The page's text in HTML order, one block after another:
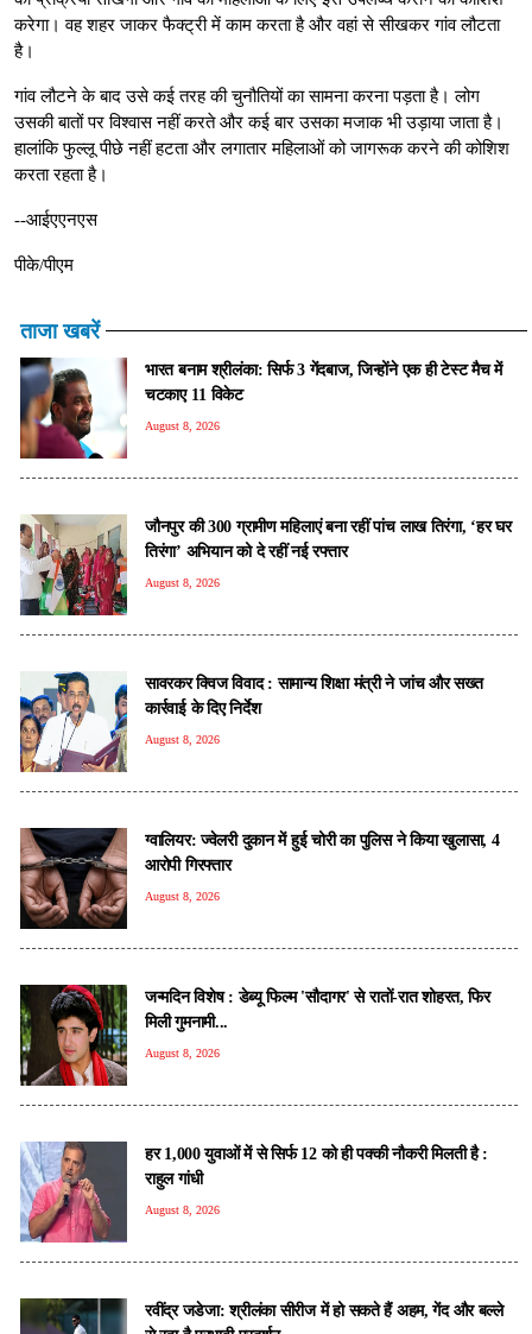
करेगा। वह शहर जाकर फैक्ट्री में काम करता है और वहां से सीखकर गांव लौटता
है।
गांव लौटने के बाद उसे कई तरह की चुनौतियों का सामना करना पड़ता है। लोग
उसकी बातों पर विश्वास नहीं करते और कई बार उसका मजाक भी उड़ाया जाता है।
हालांकि फुल्लू पीछे नहीं हटता और लगातार महिलाओं को जागरूक करने की कोशिश
करता रहता है।
--आईएएनएस
पीके/पीएम
ताजा खबरें
भारत बनाम श्रीलंका: सिर्फ 3 गेंदबाज, जिन्होंने एक ही टेस्ट मैच में
चटकाए 11 विकेट
August 8, 2026
जौनपुर की 300 ग्रामीण महिलाएं बना रहीं पांच लाख तिरंगा, ‘हर घर
तिरंगा’ अभियान को दे रहीं नई रफ्तार
August 8, 2026
सावरकर क्विज विवाद : सामान्य शिक्षा मंत्री ने जांच और सख्त
कार्रवाई के दिए निर्देश
August 8, 2026
ग्वालियर: ज्वेलरी दुकान में हुई चोरी का पुलिस ने किया खुलासा, 4
आरोपी गिरफ्तार
August 8, 2026
जन्मदिन विशेष : डेब्यू फिल्म 'सौदागर' से रातों-रात शोहरत, फिर
मिली गुमनामी...
August 8, 2026
हर 1,000 युवाओं में से सिर्फ 12 को ही पक्की नौकरी मिलती है :
राहुल गांधी
August 8, 2026
रवींद्र जडेजा: श्रीलंका सीरीज में हो सकते हैं अहम, गेंद और बल्ले